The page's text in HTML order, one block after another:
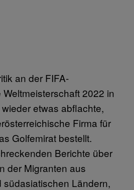
an der FIFA-
2022 in
etwas abflachte,
Firma für
Golfemirat bestellt.
Berichte über
der Migranten aus
südasiatischen Ländern,